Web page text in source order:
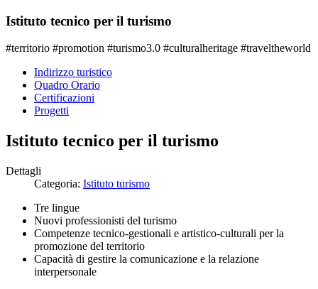
Istituto tecnico per il turismo
#territorio #promotion #turismo3.0 #culturalheritage #traveltheworld
Indirizzo turistico
Quadro Orario
Certificazioni
Progetti
Istituto tecnico per il turismo
Dettagli
Categoria: Istituto turismo
Tre lingue
Nuovi professionisti del turismo
Competenze tecnico-gestionali e artistico-culturali per la
promozione del territorio
Capacità di gestire la comunicazione e la relazione
interpersonale